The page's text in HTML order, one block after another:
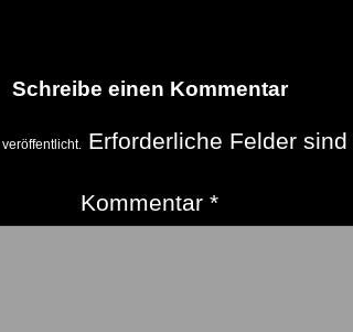
Schreibe einen Kommentar
Erforderliche Felder sind
Kommentar*